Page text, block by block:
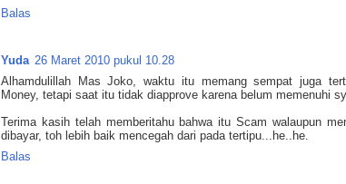
Balas
Yuda 26 Maret 2010 pukul 10.28
Alhamdulillah Mas Joko, waktu itu memang sempat juga
Money, tetapi saat itu tidak diapprove karena belum memenuhi
Terima kasih telah memberitahu bahwa itu Scam walaupun
dibayar, toh lebih baik mencegah dari pada tertipu...he..he.
Balas